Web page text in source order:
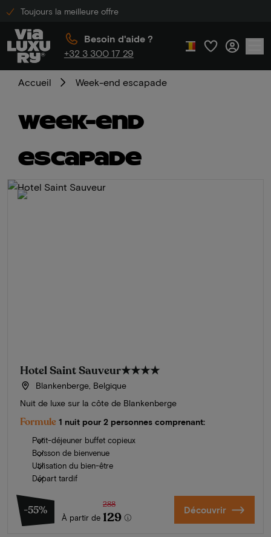
Toujours la meilleure offre
Besoin d'aide ?
+32 3 300 17 29
Accueil Week-end escapade
Week-end
escapade
Hotel Saint Sauveur★★★★
Blankenberge, Belgique
Nuit de luxe sur la côte de Blankenberge
Formule 1 nuit pour 2 personnes comprenant:
Petit-déjeuner buffet copieux
Boisson de bienvenue
Utilisation du bien-être
Départ tardif
-55%
À partir de
288
129 Découvrir